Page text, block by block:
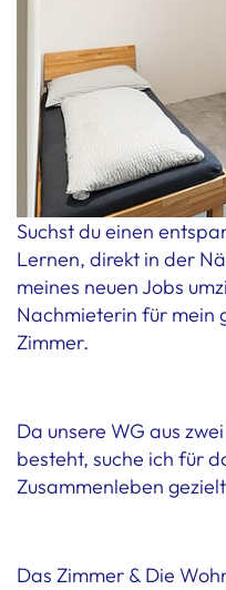
Suchst du einen
Lernen, direkt in der
meines neuen Jobs
Nachmieterin für mein
Zimmer.
Da unsere WG aus
besteht, suche ich für
Zusammenleben
Das Zimmer & Die